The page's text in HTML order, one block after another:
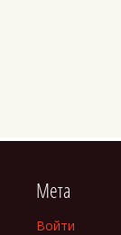
Мета
Войти